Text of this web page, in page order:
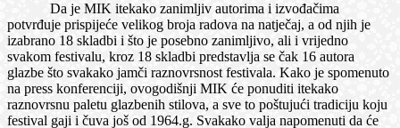
Da je MIK itekako zanimljiv autorima i izvođačima
potvrđuje prispijeće velikog broja radova na natječaj, a od njih je
izabrano 18 skladbi i što je posebno zanimljivo, ali i vrijedno
svakom festivalu, kroz 18 skladbi predstavlja se čak 16 autora
glazbe što svakako jamči raznovrsnost festivala. Kako je spomenuto
na press konferenciji, ovogodišnji MIK će ponuditi itekako
raznovrsnu paletu glazbenih stilova, a sve to poštujući tradiciju koju
festival gaji i čuva još od 1964.g. Svakako valja napomenuti da će